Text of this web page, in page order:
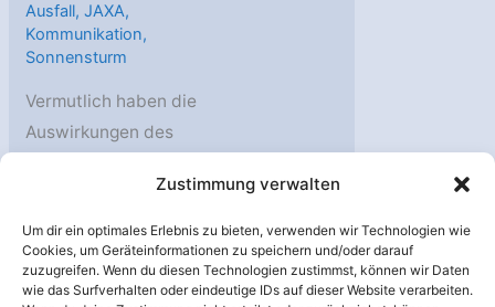
Zustimmung verwalten
Um dir ein optimales Erlebnis zu bieten, verwenden wir Technologien wie
Cookies, um Geräteinformationen zu speichern und/oder darauf
zuzugreifen. Wenn du diesen Technologien zustimmst, können wir Daten
wie das Surfverhalten oder eindeutige IDs auf dieser Website verarbeiten.
Ausfall,JAXA,
Kommunikation,
Sonnensturm
Vermutlich haben die
Auswirkungen des
vergangenen Woche den
japanischen Satelliten
Midori-II irreparabel
beschädigt. Ein Beitrag